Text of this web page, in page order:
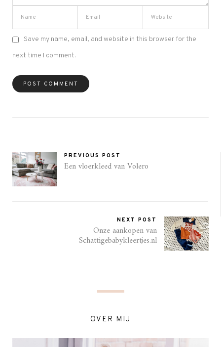
Save my name, email, and website in this browser for the
next time I comment.
PREVIOUS POST
Een vloerkleed van Volero
NEXT POST
Onze aankopen van
Schattigebabykleertjes.nl
OVER MIJ